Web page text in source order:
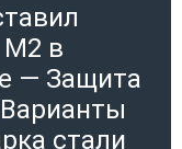
М2 в
— Защита
стали